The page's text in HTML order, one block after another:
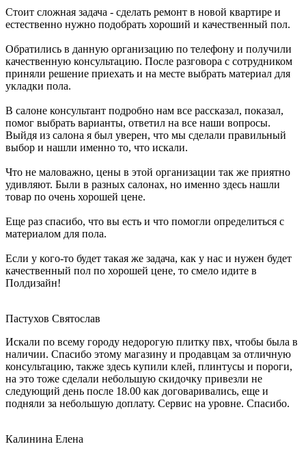
Стоит сложная задача - сделать ремонт в новой квартире и
естественно нужно подобрать хороший и качественный пол.
Обратились в данную организацию по телефону и получили
качественную консультацию. После разговора с сотрудником
приняли решение приехать и на месте выбрать материал для
укладки пола.
В салоне консультант подробно нам все рассказал, показал,
помог выбрать варианты, ответил на все наши вопросы.
Выйдя из салона я был уверен, что мы сделали правильный
выбор и нашли именно то, что искали.
Что не маловажно, цены в этой организации так же приятно
удивляют. Были в разных салонах, но именно здесь нашли
товар по очень хорошей цене.
Еще раз спасибо, что вы есть и что помогли определиться с
материалом для пола.
Если у кого-то будет такая же задача, как у нас и нужен будет
качественный пол по хорошей цене, то смело идите в
Полдизайн!
Пастухов Святослав
Искали по всему городу недорогую плитку пвх, чтобы была в
наличии. Спасибо этому магазину и продавцам за отличную
консультацию, также здесь купили клей, плинтусы и пороги,
на это тоже сделали небольшую скидочку привезли не
следующий день после 18.00 как договаривались, еще и
подняли за небольшую доплату. Сервис на уровне. Спасибо.
Калинина Елена